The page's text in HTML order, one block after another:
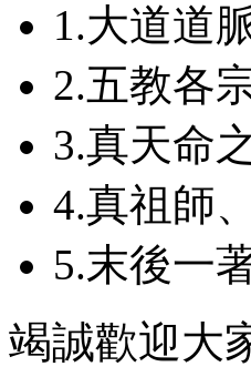
1.大道道
2.五教各
3.真天命
4.真祖師
5.末後一
竭誠歡迎大